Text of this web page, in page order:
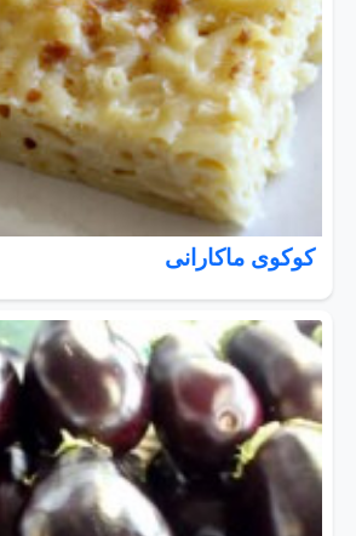
کوکوی ماکارانی